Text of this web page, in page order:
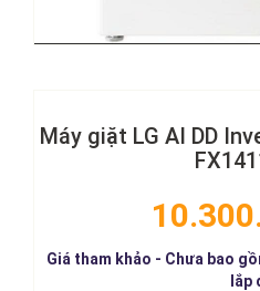
Máy giặt LG AI DD
Giá tham khảo - Chưa bao
lắp